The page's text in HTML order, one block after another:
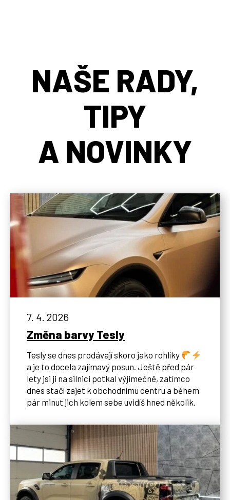
NAŠE RADY,
TIPY
A NOVINKY
7. 4. 2026
Změna barvy Tesly
Tesly se dnes prodávají skoro jako rohlíky
a je to docela zajímavý posun. Ještě před pár
lety jsi ji na silnici potkal výjimečně, zatímco
dnes stačí zajet k obchodnímu centru a během
pár minut jich kolem sebe uvidíš hned několik.